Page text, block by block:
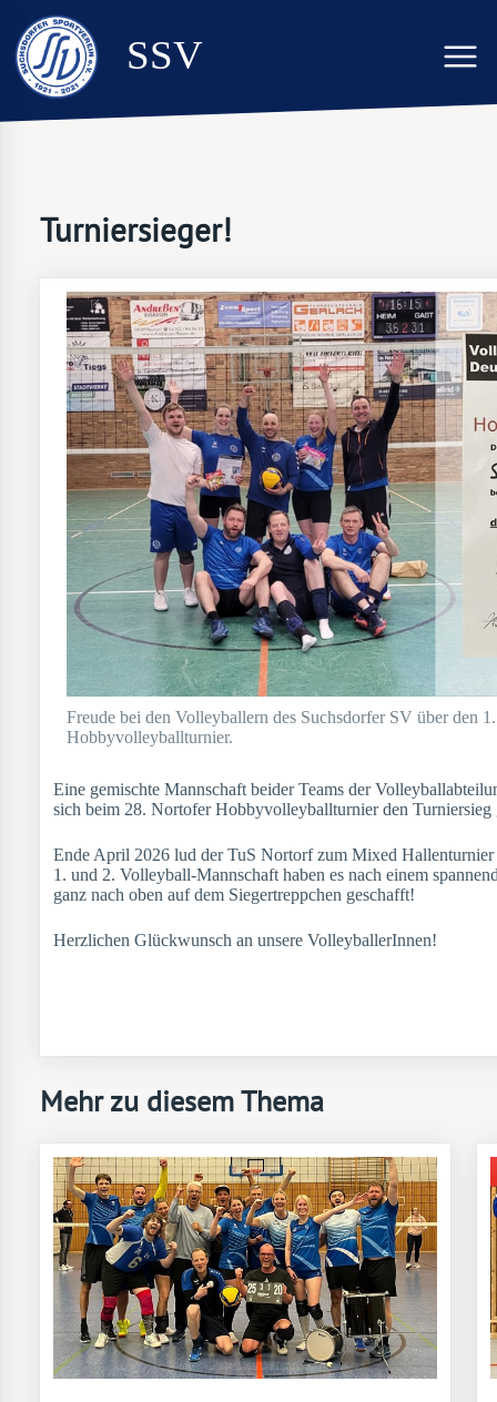
SSV
Turniersieger!
Freude bei den Volleyballern des Suchsdorfer SV über den
Hobbyvolleyballturnier.
Eine gemischte Mannschaft beider Teams der
sich beim 28. Nortofer Hobbyvolleyballturnier den Turniersieg
Ende April 2026 lud der TuS Nortorf zum Mixed Hallenturnier
1. und 2. Volleyball-Mannschaft haben es nach einem
ganz nach oben auf dem Siegertreppchen geschafft!
Herzlichen Glückwunsch an unsere VolleyballerInnen!
Mehr zu diesem Thema